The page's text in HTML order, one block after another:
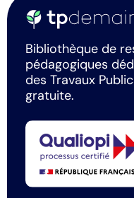
Bibliothèque de
pédagogiques
des Travaux
gratuite.